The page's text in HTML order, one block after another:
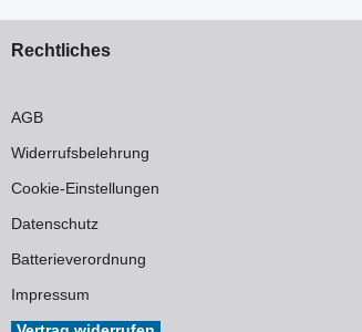
Rechtliches
AGB
Widerrufsbelehrung
Cookie-Einstellungen
Datenschutz
Batterieverordnung
Impressum